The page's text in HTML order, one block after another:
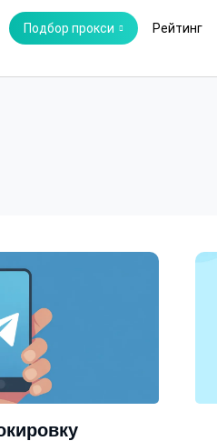
Подбор прокси Рейтинг